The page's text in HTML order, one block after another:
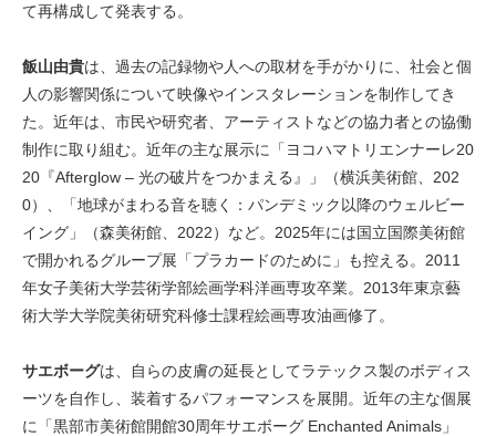
て再構成して発表する。
飯山由貴は、過去の記録物や人への取材を手がかりに、社会と個
人の影響関係について映像やインスタレーションを制作してき
た。近年は、市民や研究者、アーティストなどの協力者との協働
制作に取り組む。近年の主な展示に「ヨコハマトリエンナーレ20
20『Afterglow – 光の破片をつかまえる』」（横浜美術館、202
0）、「地球がまわる音を聴く：パンデミック以降のウェルビー
イング」（森美術館、2022）など。2025年には国立国際美術館
で開かれるグループ展「プラカードのために」も控える。2011
年女子美術大学芸術学部絵画学科洋画専攻卒業。2013年東京藝
術大学大学院美術研究科修士課程絵画専攻油画修了。
サエボーグは、⾃らの⽪膚の延⻑としてラテックス製のボディス
ーツを⾃作し、装着するパフォーマンスを展開。近年の主な個展
に「黒部市美術館開館30周年サエボーグ Enchanted Animals」